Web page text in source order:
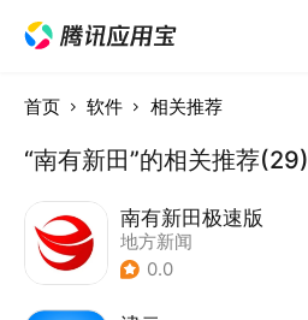
首页 软件 相关推荐
“南有新田”的相关推荐(29)
南有新田极速版
地方新闻
0.0